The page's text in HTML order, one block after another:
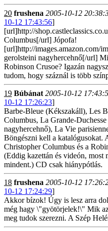
20 frushena 2005-10-12
10-12 17:43:56]
[url]http://
Columbus[/url] Jópofa!
[url]http://
gerolsteini nagyhercehnő[/url]
Robinson Crusoe? Igazán
tudom, hogy száznál is több
19 Búbánat 2005-10-12
10-12 17:26:23]
Barbe-Bleue (Kékszakáll), Les
Columbus, La Grande-
nagyhercehnő), La Vie
Böngészni kell a katalógusokat.
Christopher Columbus és a
(Eddig kazettán és videón,
mindent.) CD csak hiánypótlás.
18 frushena 2005-10-12
10-12 17:24:29]
Akkor bízok! Úgy is lesz arra
még hagy \"gyötörjelek!\" Mik
meg tudok szerezni. A Szép